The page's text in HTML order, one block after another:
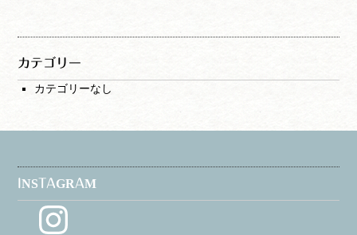
カテゴリー
カテゴリーなし
INSTAGRAM
Instagram